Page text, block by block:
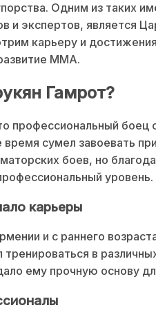
Одним из таких
и экспертов, является
карьеру и
ММА.
Гамрот?
профессиональный боец
время сумел завоевать
боев, но
уровень.
карьеры
и с раннего
тренироваться в
ему прочную основу